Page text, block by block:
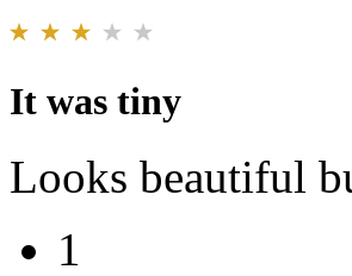
It was tiny
Looks beautiful
1